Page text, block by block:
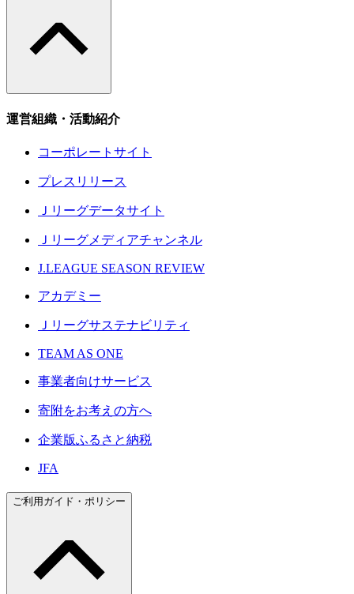
運営組織・活動紹介
コーポレートサイト
プレスリリース
Ｊリーグデータサイト
Ｊリーグメディアチャンネル
J.LEAGUE SEASON REVIEW
アカデミー
Ｊリーグサステナビリティ
TEAM AS ONE
事業者向けサービス
寄附をお考えの方へ
企業版ふるさと納税
JFA
ご利用ガイド・ポリシー